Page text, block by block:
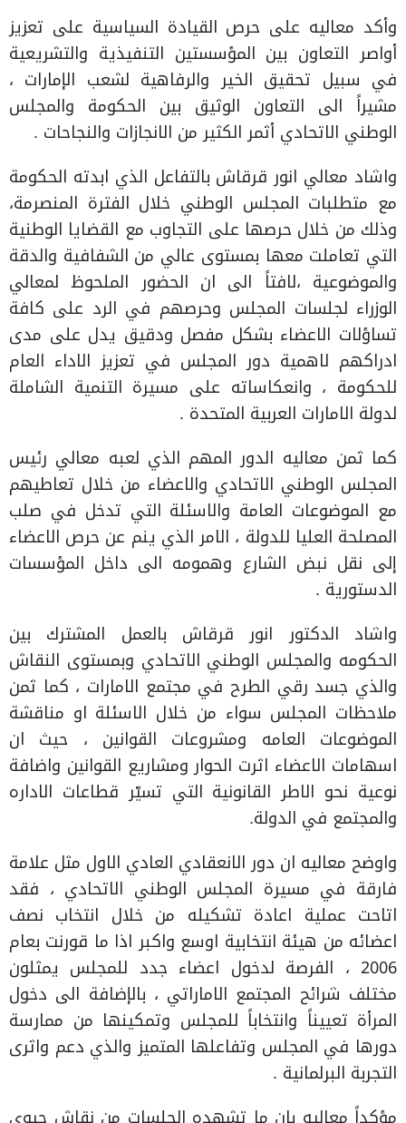
وأكد معاليه على حرص القيادة السياسية على تعزيز
أواصر التعاون بين المؤسستين التنفيذية والتشريعية
في سبيل تحقيق الخير والرفاهية لشعب الإمارات ،
مشيراً الى التعاون الوثيق بين الحكومة والمجلس
الوطني الاتحادي أثمر الكثير من الانجازات والنجاحات .
واشاد معالي انور قرقاش بالتفاعل الذي ابدته الحكومة
مع متطلبات المجلس الوطني خلال الفترة المنصرمة،
وذلك من خلال حرصها على التجاوب مع القضايا الوطنية
التي تعاملت معها بمستوى عالي من الشفافية والدقة
والموضوعية ،لافتاً الى ان الحضور الملحوظ لمعالي
الوزراء لجلسات المجلس وحرصهم في الرد على كافة
تساؤلات الاعضاء بشكل مفصل ودقيق يدل على مدى
ادراكهم لاهمية دور المجلس في تعزيز الاداء العام
للحكومة ، وانعكاساته على مسيرة التنمية الشاملة
لدولة الامارات العربية المتحدة .
كما ثمن معاليه الدور المهم الذي لعبه معالي رئيس
المجلس الوطني الاتحادي والاعضاء من خلال تعاطيهم
مع الموضوعات العامة والاسئلة التي تدخل في صلب
المصلحة العليا للدولة ، الامر الذي ينم عن حرص الاعضاء
إلى نقل نبض الشارع وهمومه الى داخل المؤسسات
الدستورية .
واشاد الدكتور انور قرقاش بالعمل المشترك بين
الحكومه والمجلس الوطني الاتحادي وبمستوى النقاش
والذي جسد رقي الطرح في مجتمع الامارات ، كما ثمن
ملاحظات المجلس سواء من خلال الاسئلة او مناقشة
الموضوعات العامه ومشروعات القوانين ، حيث ان
اسهامات الاعضاء اثرت الحوار ومشاريع القوانين واضافة
نوعية نحو الاطر القانونية التي تسيّر قطاعات الاداره
والمجتمع في الدولة.
واوضح معاليه ان دور الانعقادي العادي الاول مثل علامة
فارقة في مسيرة المجلس الوطني الاتحادي ، فقد
اتاحت عملية اعادة تشكيله من خلال انتخاب نصف
اعضائه من هيئة انتخابية اوسع واكبر اذا ما قورنت بعام
2006 ، الفرصة لدخول اعضاء جدد للمجلس يمثلون
مختلف شرائح المجتمع الاماراتي ، بالإضافة الى دخول
المرأة تعييناً وانتخاباً للمجلس وتمكينها من ممارسة
دورها في المجلس وتفاعلها المتميز والذي دعم واثرى
التجربة البرلمانية .